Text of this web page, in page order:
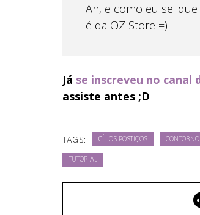
Ah, e como eu sei
é da OZ Store =)
Já se inscreveu no canal
assiste antes ;D
TAGS: CÍLIOS POSTIÇOS CONTORNO
TUTORIAL